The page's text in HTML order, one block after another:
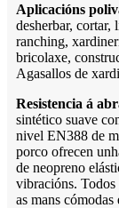
Aplicacións
desherbar, cortar,
ranching,
bricolaxe,
Agasallos de
Resistencia á
sintético suave
nivel EN388 de
porco ofrecen
de neopreno
vibracións. Todos
as mans cómodas